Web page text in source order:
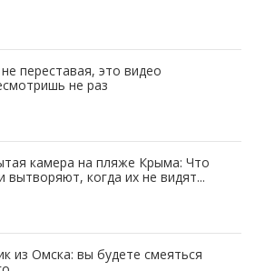
переставая, это видео
не раз
камера на пляже Крыма: Что
вытворяют, когда их не видят...
из Омска: вы будете смеяться